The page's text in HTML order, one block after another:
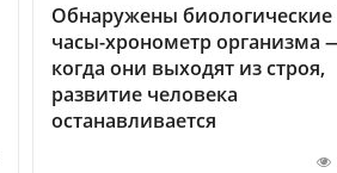
Обнаружены биологические
часы-хронометр организма
когда они выходят из строя,
развитие человека
останавливается